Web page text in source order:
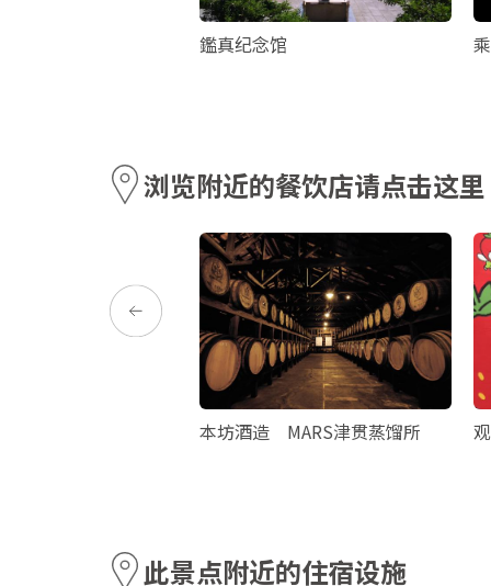
鑑真纪念馆
浏览附近的餐饮店请点击这里
本坊酒造 MARS津贯蒸馏所
此景点附近的住宿设施